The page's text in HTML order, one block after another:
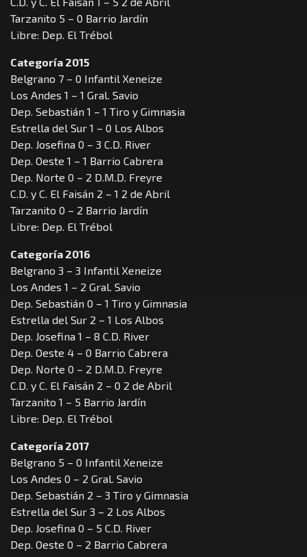
Tarzanito 5 – 0 Barrio Jardín
Libre: Dep. El Trébol
Categoría 2015
Belgrano 7 – 0 Infantil Xeneize
Los Andes 1 – 1 Gral. Savio
Dep. Sebastián 1 – 1 Tiro y Gimnasia
Estrella del Sur 1 – 0 Los Albos
Dep. Josefina 0 – 3 C.D. River
Dep. Oeste 1 – 1 Barrio Cabrera
Dep. Norte 0 – 2 D.M.D. Freyre
C.D. y C. El Faisán 2 – 1 2 de Abril
Tarzanito 0 – 2 Barrio Jardín
Libre: Dep. El Trébol
Categoría 2016
Belgrano 3 – 3 Infantil Xeneize
Los Andes 1 – 2 Gral. Savio
Dep. Sebastián 0 – 1 Tiro y Gimnasia
Estrella del Sur 2 – 1 Los Albos
Dep. Josefina 1 – 8 C.D. River
Dep. Oeste 4 – 0 Barrio Cabrera
Dep. Norte 0 – 2 D.M.D. Freyre
C.D. y C. El Faisán 2 – 0 2 de Abril
Tarzanito 1 – 5 Barrio Jardín
Libre: Dep. El Trébol
Categoría 2017
Belgrano 5 – 0 Infantil Xeneize
Los Andes 0 – 2 Gral. Savio
Dep. Sebastián 2 – 3 Tiro y Gimnasia
Estrella del Sur 3 – 2 Los Albos
Dep. Josefina 0 – 5 C.D. River
Dep. Oeste 0 – 2 Barrio Cabrera